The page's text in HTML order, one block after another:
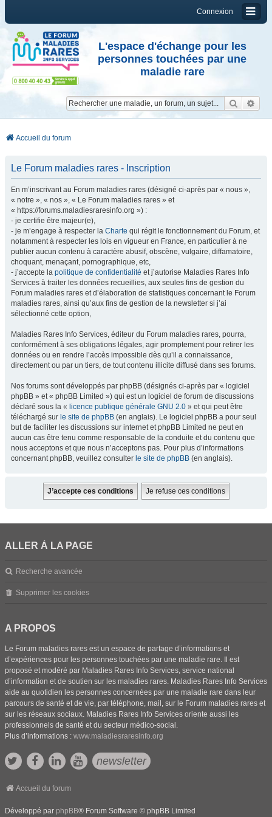
Connexion
L'espace d'échange pour les
personnes touchées par une
maladie rare
Accueil du forum
Le Forum maladies rares - Inscription
En m’inscrivant au Forum maladies rares (désigné ci-après par « nous »,
« notre », « nos », « Le Forum maladies rares » et
« https://forums.maladiesraresinfo.org ») :
- je certifie être majeur(e),
- je m’engage à respecter la Charte qui régit le fonctionnement du Forum, et
notamment à respecter les lois en vigueur en France, en particulier à ne
publier aucun contenu à caractère abusif, obscène, vulgaire, diffamatoire,
choquant, menaçant, pornographique, etc,
- j’accepte la politique de confidentialité et j’autorise Maladies Rares Info
Services à traiter les données recueillies, aux seules fins de gestion du
Forum maladies rares et d’élaboration de statistiques concernant le Forum
maladies rares, ainsi qu’aux fins de gestion de la newsletter si j’ai
sélectionné cette option,
Maladies Rares Info Services, éditeur du Forum maladies rares, pourra,
conformément à ses obligations légales, agir promptement pour retirer les
données ou en rendre l’accès impossible dès qu’il a connaissance,
directement ou par un tiers, de tout contenu illicite diffusé dans ses forums.
Nos forums sont développés par phpBB (désignés ci-après par « logiciel
phpBB » et « phpBB Limited ») qui est un logiciel de forum de discussions
déclaré sous la « licence publique générale GNU 2.0 » et qui peut être
téléchargé sur le site de phpBB (en anglais). Le logiciel phpBB a pour seul
but de faciliter les discussions sur internet et phpBB Limited ne peut en
aucun cas être tenu comme responsable de la conduite et du contenu que
nous acceptons et que nous n’acceptons pas. Pour plus d’informations
concernant phpBB, veuillez consulter le site de phpBB (en anglais).
ALLER À LA PAGE
Recherche avancée
Supprimer les cookies
A PROPOS
Le Forum maladies rares est un espace de partage d’informations et
d’expériences pour les personnes touchées par une maladie rare. Il est
proposé et modéré par Maladies Rares Info Services, service national
d’information et de soutien sur les maladies rares. Maladies Rares Info Services
aide au quotidien les personnes concernées par une maladie rare dans leur
parcours de santé et de vie, par téléphone, mail, sur le Forum maladies rares et
sur les réseaux sociaux. Maladies Rares Info Services oriente aussi les
professionnels de santé et du secteur médico-social.
Plus d’informations : www.maladiesraresinfo.org
newsletter
Accueil du forum
Développé par phpBB® Forum Software © phpBB Limited